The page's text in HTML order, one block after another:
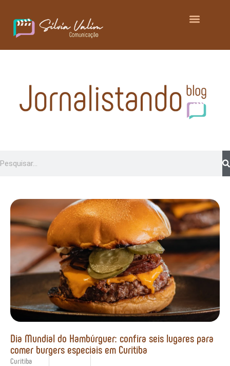
Dia Mundial do Hambúrguer: confira seis lugares para
comer burgers especiais em Curitiba
Curitiba